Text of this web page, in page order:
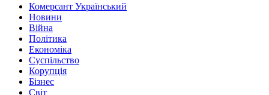
Комерсант Український
Новини
Війна
Політика
Економіка
Суспільство
Корупція
Бізнес
Світ